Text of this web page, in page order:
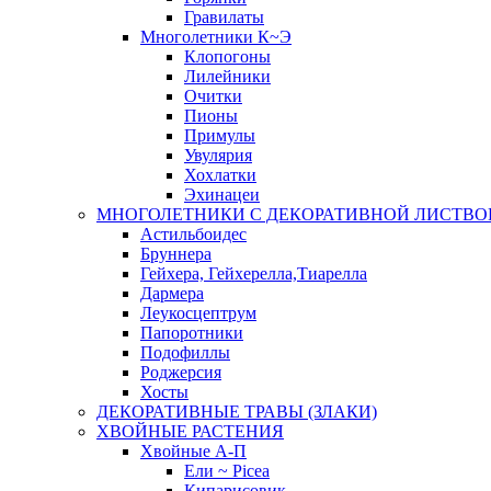
Гравилаты
Многолетники К~Э
Клопогоны
Лилейники
Очитки
Пионы
Примулы
Увулярия
Хохлатки
Эхинацеи
МНОГОЛЕТНИКИ С ДЕКОРАТИВНОЙ
Астильбоидес
Бруннера
Гейхера, Гейхерелла,Тиарелла
Дармера
Леукосцептрум
Папоротники
Подофиллы
Роджерсия
Хосты
ДЕКОРАТИВНЫЕ ТРАВЫ (ЗЛАКИ)
ХВОЙНЫЕ РАСТЕНИЯ
Хвойные А-П
Ели ~ Picea